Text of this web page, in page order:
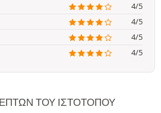
4/5
4/5
4/5
4/5
ΤΟΥ ΙΣΤΟΤΌΠΟΥ